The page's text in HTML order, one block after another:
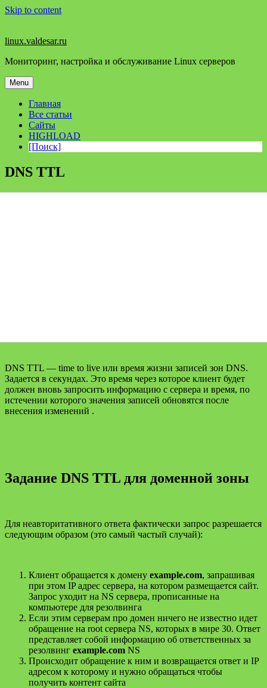
Skip to content
linux.valdesar.ru
Мониторинг, настройка и обслуживание Linux серверов
Menu
Главная
Все статьи
Сайты
HIGHLOAD
[Поиск]
DNS TTL
DNS TTL — time to live или время жизни записей зон DNS.
Задается в секундах. Это время через которое клиент будет
должен вновь запросить информацию с сервера и время, по
истечении которого значения записей обновятся после
внесения изменений .
Задание DNS TTL для доменной зоны
Для неавторитативного ответа фактически запрос разрешается
следующим образом (это самый частый случай):
Клиент обращается к домену example.com, запрашивая
при этом IP адрес сервера, на котором размещается сайт.
Запрос уходит на NS сервера, прописанные на
компьютере для резолвинга
Если этим серверам про домен ничего не известно идет
обращение на root сервера NS, которых в мире 30. Ответ
представляет собой информацию об ответственных за
резолвинг example.com NS
Происходит обращение к ним и возвращается ответ и IP
адресом к которому и нужно обращаться чтобы
получить контент сайта